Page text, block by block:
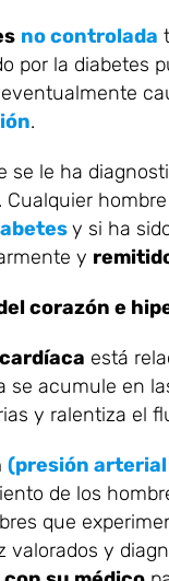
no controlada
por la diabetes
.
se le ha
Cualquier
y si ha
y
corazón e
está
se acumule en
y ralentiza el
(presión
de los
que
valorados y